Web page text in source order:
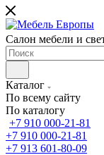
Салон мебели и
Каталог
По всему сайту
По каталогу
+7 910 000-21-81
+7 910 000-21-81
+7 913 601-80-09